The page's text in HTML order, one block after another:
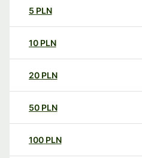
5 PLN
10 PLN
20 PLN
50 PLN
100 PLN